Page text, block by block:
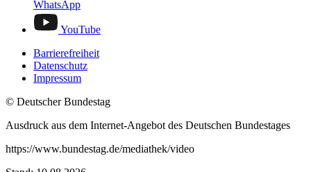
WhatsApp
YouTube
Barrierefreiheit
Datenschutz
Impressum
© Deutscher Bundestag
Ausdruck aus dem Internet-Angebot des Deutschen Bundestages
https://www.bundestag.de/mediathek/video